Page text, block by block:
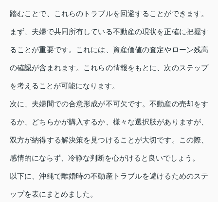
踏むことで、これらのトラブルを回避することができます。
まず、夫婦で共同所有している不動産の現状を正確に把握す
ることが重要です。これには、資産価値の査定やローン残高
の確認が含まれます。これらの情報をもとに、次のステップ
を考えることが可能になります。
次に、夫婦間での合意形成が不可欠です。不動産の売却をす
るか、どちらかが購入するか、様々な選択肢がありますが、
双方が納得する解決策を見つけることが大切です。この際、
感情的にならず、冷静な判断を心がけると良いでしょう。
以下に、沖縄で離婚時の不動産トラブルを避けるためのステ
ップを表にまとめました。